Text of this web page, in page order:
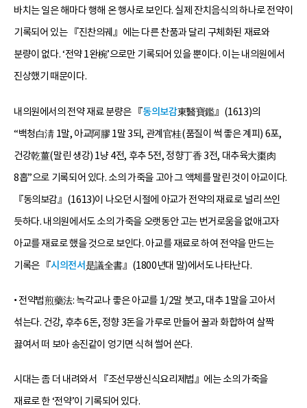
바치는 일은 해마다 행해 온 행사로 보인다. 실제 잔치음식의 하나로 전약이
기록되어 있는 『진찬의궤』에는 다른 찬품과 달리 구체화된 재료와
분량이 없다. ‘전약 1완椀’으로만 기록되어 있을 뿐이다. 이는 내의원에서
진상했기 때문이다.
내의원에서의 전약 재료 분량은 『동의보감東醫寶鑑』(1613)의
“백청白淸 1말, 아교阿膠 1말 3되, 관계官桂(품질이 썩 좋은 계피) 6포,
건강乾薑(말린 생강) 1냥 4전, 후추 5전, 정향丁香 3전, 대추육大棗肉
8홉”으로 기록되어 있다. 소의 가죽을 고아 그 액체를 말린 것이 아교이다.
『동의보감』(1613)이 나오던 시절에 아교가 전약의 재료로 널리 쓰인
듯하다. 내의원에서도 소의 가죽을 오랫동안 고는 번거로움을 없애고자
아교를 재료로 했을 것으로 보인다. 아교를 재료로 하여 전약을 만드는
기록은 『시의전서是議全書』(1800년대 말)에서도 나타난다.
• 전약법煎藥法: 녹각교나 좋은 아교를 1/2말 붓고, 대추 1말을 고아서
섞는다. 건강, 후추 6돈, 정향 3돈을 가루로 만들어 꿀과 화합하여 살짝
끓여서 떠 보아 송진같이 엉기면 식혀 썰어 쓴다.
시대는 좀 더 내려와서 『조선무쌍신식요리제법』에는 소의 가죽을
재료로 한 ‘전약’이 기록되어 있다.